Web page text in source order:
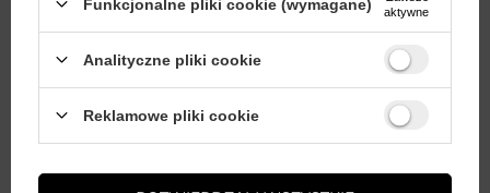
Wystarczy założyć konto
odblokować zniżki na kolejne
Funkcjonalne pliki cookie (wymagane)
aktywne
Analityczne pliki cookie
Reklamowe pliki cookie